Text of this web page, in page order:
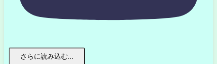
さらに読み込む...